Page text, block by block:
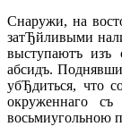
Снаружи, на
затЂйливыми
выступаютъ изъ
абсидъ.
убЂдиться, что
окруженнаго
восьмиугольною